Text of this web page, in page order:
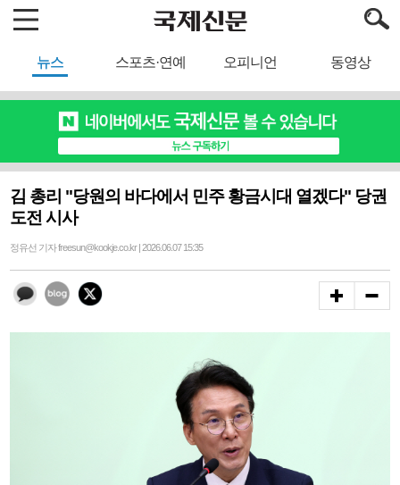
뉴스 스포츠·연예 오피니언 동영상
김 총리 "당원의 바다에서 민주 황금시대 열겠다" 당권
도전 시사
정유선 기자 freesun@kookje.co.kr | 2026.06.07 15:35